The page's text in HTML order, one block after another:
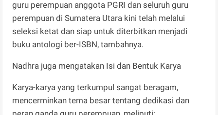
guru perempuan anggota PGRI dan seluruh guru
perempuan di Sumatera Utara kini telah melalui
seleksi ketat dan siap untuk diterbitkan menjadi
buku antologi ber-ISBN, tambahnya.
Nadhra juga mengatakan Isi dan Bentuk Karya
Karya-karya yang terkumpul sangat beragam,
mencerminkan tema besar tentang dedikasi dan